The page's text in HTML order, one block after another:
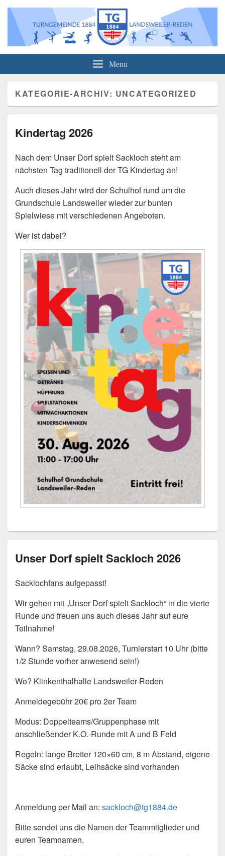
Turngemeinde 1884 Landsweiler-
Reden e.V.
Menu
KATEGORIE-ARCHIV: UNCATEGORIZED
Kindertag 2026
Nach dem Unser Dorf spielt Sackloch steht am
nächsten Tag traditionell der TG Kindertag an!
Auch dieses Jahr wird der Schulhof rund um die
Grundschule Landsweiler wieder zur bunten
Spielwiese mit verschiedenen Angeboten.
Wer ist dabei?
Unser Dorf spielt Sackloch 2026
Sacklochfans aufgepasst!
Wir gehen mit „Unser Dorf spielt Sackloch“ in die vierte
Runde und freuen uns auch dieses Jahr auf eure
Teilnahme!
Wann? Samstag, 29.08.2026, Turnierstart 10 Uhr (bitte
1/2 Stunde vorher anwesend sein!)
Wo? Klinkenthalhalle Landsweiler-Reden
Anmeldegebühr 20€ pro 2er Team
Modus: Doppelteams/Gruppenphase mit
anschließender K.O.-Runde mit A und B Feld
Regeln: lange Bretter 120×60 cm, 8 m Abstand, eigene
Säcke sind erlaubt, Leihsäcke sind vorhanden
Anmeldung per Mail an: sackloch@tg1884.de
Bitte sendet uns die Namen der Teammitglieder und
euren Teamnamen.